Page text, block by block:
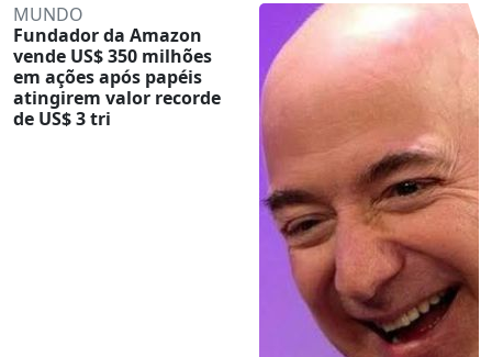
MUNDO
Fundador da Amazon
vende US$ 350 milhões
em ações após papéis
atingirem valor recorde
de US$ 3 tri